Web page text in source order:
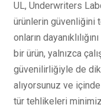
UL, Underwriters
ürünlerin güvenliğini
onların
bir ürün, yalnızca
güvenilirliğiyle de
alıyorsunuz ve
tür tehlikeleri